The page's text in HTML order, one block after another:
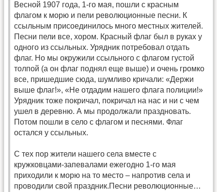
Весной 1907 года, 1-го мая, пошли с красным
флагом к морю и пели революционные песни. К
ссыльным присоединилось много местных жителей.
Песни пели все, хором. Красный флаг был в руках у
одного из ссыльных. Урядник потребовал отдать
флаг. Но мы окружили ссыльного с флагом густой
толпой (а он флаг поднял еще выше) и очень громко
все, пришедшие сюда, шумливо кричали: «Держи
выше флаг!», «Не отдадим нашего флага полиции!»
Урядник тоже покричал, покричал на нас и ни с чем
ушел в деревню. А мы продолжали праздновать.
Потом пошли в село с флагом и песнями. Флаг
остался у ссыльных.
С тех пор жители нашего села вместе с
кружковцами-запевалами ежегодно 1-го мая
приходили к морю на то место – напротив села и
проводили свой праздник.Песни революционные…